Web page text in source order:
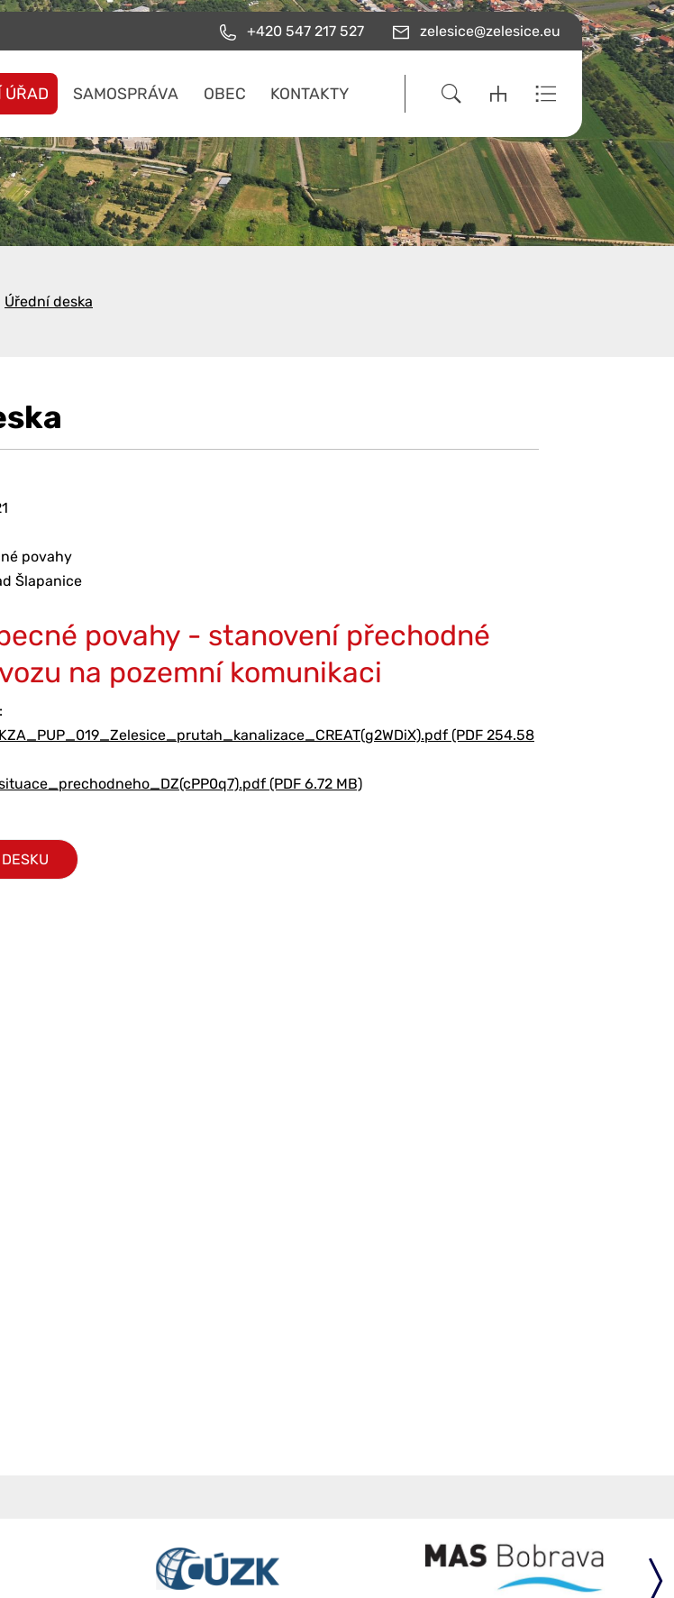
+420 547 217 527 zelesice@zelesice.eu
ÚŘAD SAMOSPRÁVA OBEC KONTAKTY
Úřední deska
povahy
Šlapanice
povahy - stanovení přechodné
na pozemní komunikaci
(PDF 254.58
(PDF 6.72 MB)